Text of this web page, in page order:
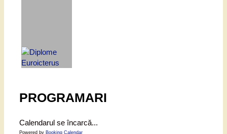
PROGRAMARI
Calendarul se încarcă...
Powered by Booking Calendar